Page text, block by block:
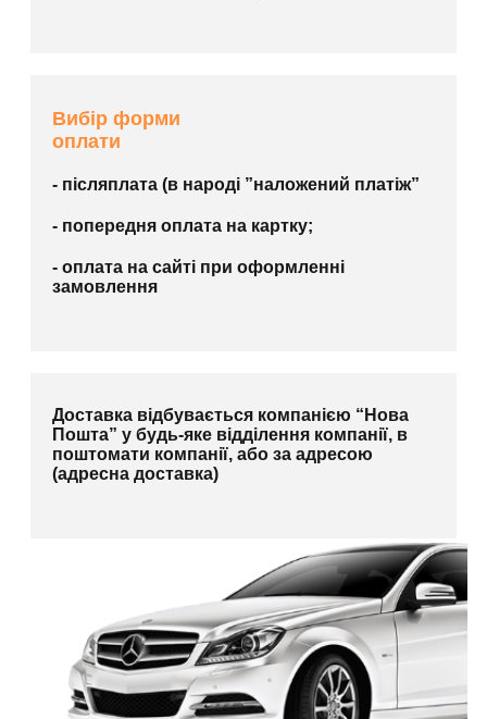
Вибір форми
оплати
- післяплата (в народі ”наложений платіж”
- попередня оплата на картку;
- оплата на сайті при оформленні
замовлення
Доставка відбувається компанією “Нова
Пошта” у будь-яке відділення компанії, в
поштомати компанії, або за адресою
(адресна доставка)